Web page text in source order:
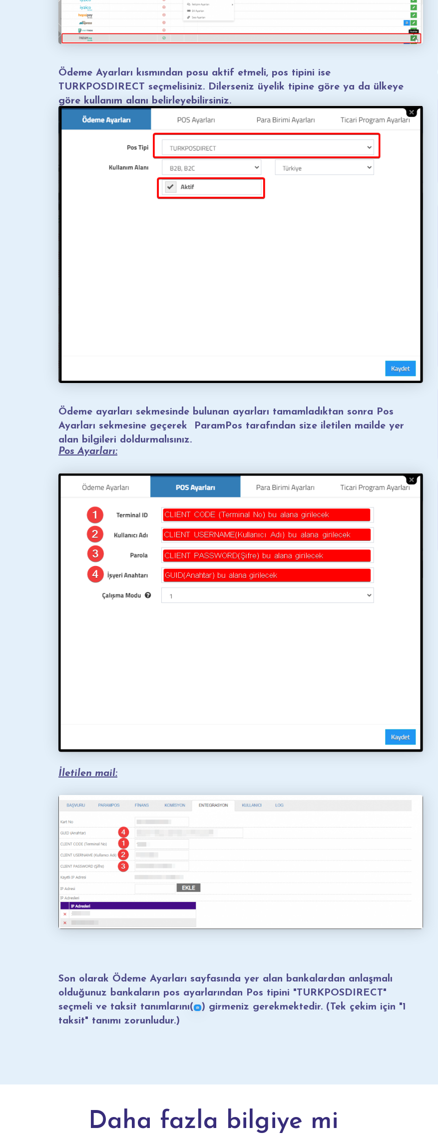
Ödeme Ayarları kısmından posu aktif etmeli, pos tipini ise
TURKPOSDIRECT seçmelisiniz. Dilerseniz üyelik tipine göre ya da ülkeye
göre kullanım alanı belirleyebilirsiniz.
Ödeme ayarları sekmesinde bulunan ayarları tamamladıktan sonra Pos
Ayarları sekmesine geçerek ParamPos tarafından size iletilen mailde yer
alan bilgileri doldurmalısınız.
Pos Ayarları:
İletilen mail:
Son olarak Ödeme Ayarları sayfasında yer alan bankalardan anlaşmalı
olduğunuz bankaların pos ayarlarından Pos tipini "TURKPOSDIRECT"
seçmeli ve taksit tanımlarını(
) girmeniz gerekmektedir. (Tek çekim için "1
taksit" tanımı zorunludur.)
Daha fazla bilgiye mi